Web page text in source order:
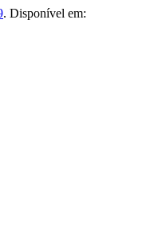
. Disponível em: